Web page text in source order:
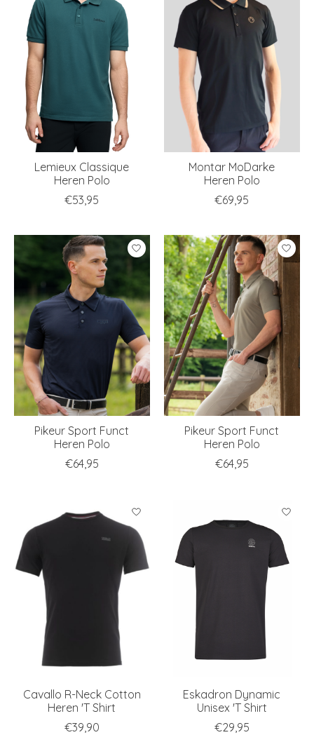
Lemieux Classique
Heren Polo
€53,95
Montar MoDarke
Heren Polo
€69,95
Pikeur Sport Funct
Heren Polo
€64,95
Pikeur Sport Funct
Heren Polo
€64,95
Cavallo R-Neck Cotton
Heren 'T Shirt
€39,90
Eskadron Dynamic
Unisex 'T Shirt
€29,95